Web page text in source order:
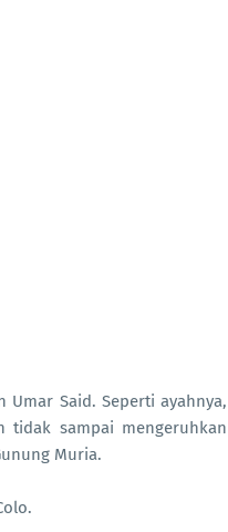
Umar Said. Seperti ayahnya,
tidak sampai mengeruhkan
Muria.